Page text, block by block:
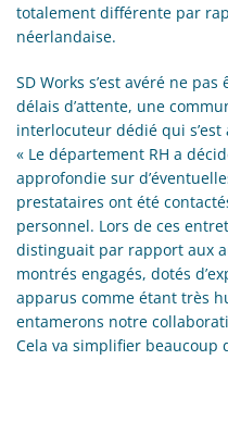
totalement différente par
néerlandaise.
SD Works s’est avéré ne
délais d’attente, une
interlocuteur dédié qui
« Le département RH a
approfondie sur
prestataires ont été
personnel. Lors de ces
distinguait par rapport aux
montrés engagés, dotés
apparus comme étant très
entamerons notre
Cela va simplifier beaucoup